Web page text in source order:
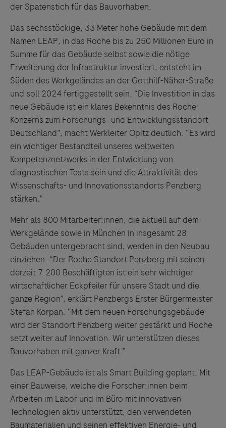
der Spatenstich für das Bauvorhaben.
Das sechsstöckige, 33 Meter hohe Gebäude mit dem
Namen LEAP, in das Roche bis zu 250 Millionen Euro in
Summe für das Gebäude selbst sowie die nötige
Erweiterung der Infrastruktur investiert, entsteht im
Süden des Werkgeländes an der Gotthilf-Näher-Straße
und soll 2024 fertiggestellt sein. “Die Investition in das
neue Gebäude ist ein klares Bekenntnis des Roche-
Konzerns zum Forschungs- und Entwicklungsstandort
Deutschland”, macht Werkleiter Opitz deutlich. “Es wird
ein wichtiger Bestandteil unseres weltweiten
Kompetenznetzwerks in der Entwicklung von
diagnostischen Tests sein und die Attraktivität des
Wissenschafts- und Innovationsstandorts Penzberg
stärken.”
Mehr als 800 Mitarbeiter:innen, die aktuell auf dem
Werkgelände sowie in München in insgesamt 28
Gebäuden untergebracht sind, werden in den Neubau
einziehen. “Der Roche Standort Penzberg mit seinen
derzeit 7.200 Beschäftigten ist ein sehr wichtiger
wirtschaftlicher Eckpfeiler für unsere Stadt und die
ganze Region”, erklärt Penzbergs Erster Bürgermeister
Stefan Korpan. “Mit dem neuen Forschungsgebäude
wird der Standort Penzberg weiter gestärkt und Roche
setzt weiter auf Innovation. Wir unterstützen dieses
Bauvorhaben mit ganzer Kraft.”
Das LEAP-Gebäude ist als Smart Building geplant. Mit
einer Bauweise, welche die Forscher:innen beim
Arbeiten im Labor und im Büro mit innovativen
Technologien aktiv unterstützt, den verwendeten
Baumaterialien und seinen effektiven Energie- und